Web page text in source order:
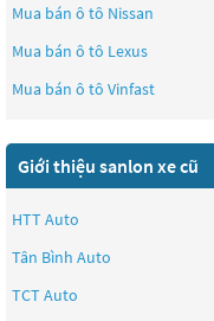
Mua bán ô tô Nissan
Mua bán ô tô Lexus
Mua bán ô tô Vinfast
Giới thiệu sanlon xe cũ
HTT Auto
Tân Bình Auto
TCT Auto